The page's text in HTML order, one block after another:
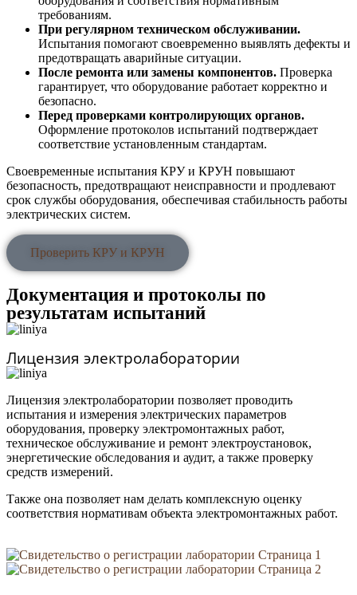
требованиям.
При регулярном техническом обслуживании.
Испытания помогают своевременно выявлять дефекты и
предотвращать аварийные ситуации.
После ремонта или замены компонентов. Проверка
гарантирует, что оборудование работает корректно и
безопасно.
Перед проверками контролирующих органов.
Оформление протоколов испытаний подтверждает
соответствие установленным стандартам.
Своевременные испытания КРУ и КРУН повышают
безопасность, предотвращают неисправности и продлевают
срок службы оборудования, обеспечивая стабильность работы
электрических систем.
Проверить КРУ и КРУН
Документация и протоколы по
результатам испытаний
Лицензия электролаборатории
Лицензия электролаборатории позволяет проводить
испытания и измерения электрических параметров
оборудования, проверку электромонтажных работ,
техническое обслуживание и ремонт электроустановок,
энергетические обследования и аудит, а также проверку
средств измерений.
Также она позволяет нам делать комплексную оценку
соответствия нормативам объекта электромонтажных работ.